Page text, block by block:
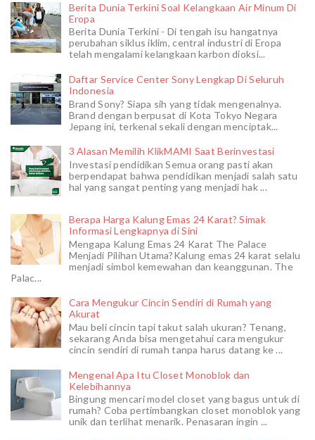
Berita Dunia Terkini Soal Kelangkaan Air Minum Di
Eropa
Berita Dunia Terkini - Di tengah isu hangatnya
perubahan siklus iklim, central industri di Eropa
telah mengalami kelangkaan karbon dioksi...
Daftar Service Center Sony Lengkap Di Seluruh
Indonesia
Brand Sony? Siapa sih yang tidak mengenalnya.
Brand dengan berpusat di Kota Tokyo Negara
Jepang ini, terkenal sekali dengan menciptak...
3 Alasan Memilih KlikMAMI Saat Berinvestasi
Investasi pendidikan Semua orang pasti akan
berpendapat bahwa pendidikan menjadi salah satu
hal yang sangat penting yang menjadi hak ...
Berapa Harga Kalung Emas 24 Karat? Simak
Informasi Lengkapnya di Sini
Mengapa Kalung Emas 24 Karat The Palace
Menjadi Pilihan Utama?Kalung emas 24 karat selalu
menjadi simbol kemewahan dan keanggunan. The
Palac...
Cara Mengukur Cincin Sendiri di Rumah yang
Akurat
Mau beli cincin tapi takut salah ukuran? Tenang,
sekarang Anda bisa mengetahui cara mengukur
cincin sendiri di rumah tanpa harus datang ke ...
Mengenal Apa Itu Closet Monoblok dan
Kelebihannya
Bingung mencari model closet yang bagus untuk di
rumah? Coba pertimbangkan closet monoblok yang
unik dan terlihat menarik. Penasaran ingin ...